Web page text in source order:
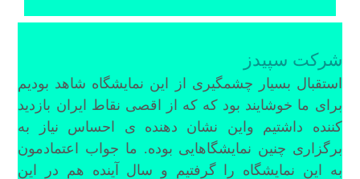
شرکت سپیدز
استقبال بسیار چشمگیری از این نمایشگاه شاهد بودیم
برای ما خوشایند بود که که از اقصی نقاط ایران بازدید
کننده داشتیم واین نشان دهنده ی احساس نیاز به
برگزاری چنین نمایشگاهایی بوده. ما جواب اعتمادمون
به این نمایشگاه را گرفتیم و سال آینده هم در این